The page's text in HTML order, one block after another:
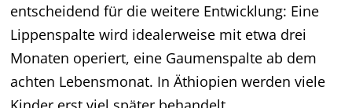
entscheidend für die weitere Entwicklung: Eine
Lippenspalte wird idealerweise mit etwa drei
Monaten operiert, eine Gaumenspalte ab dem
achten Lebensmonat. In Äthiopien werden viele